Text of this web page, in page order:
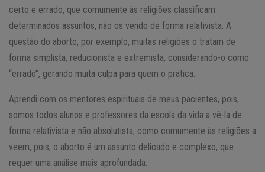
certo e errado, que comumente às religiões classificam
determinados assuntos, não os vendo de forma relativista. A
questão do aborto, por exemplo, muitas religiões o tratam de
forma simplista, reducionista e extremista, considerando-o como
“errado”, gerando muita culpa para quem o pratica.
Aprendi com os mentores espirituais de meus pacientes, pois,
somos todos alunos e professores da escola da vida a vê-la de
forma relativista e não absolutista, como comumente às religiões a
veem, pois, o aborto é um assunto delicado e complexo, que
requer uma análise mais aprofundada.